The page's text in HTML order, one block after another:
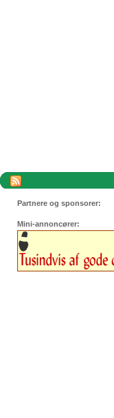
Partnere og sponsorer:
Mini-annoncører: